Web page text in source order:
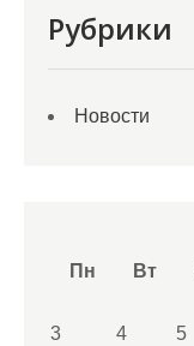
Рубрики
Новости
Пн
Вт
3
4 5